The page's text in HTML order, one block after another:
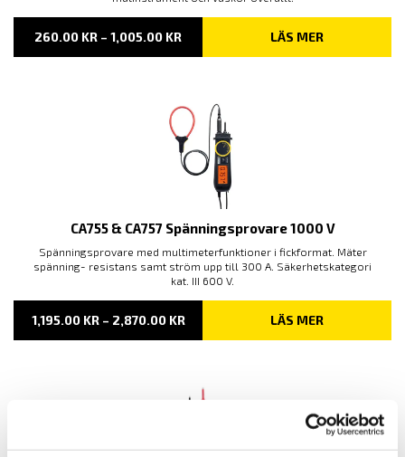
260.00 KR – 1,005.00 KRPRISINTERVALL:
TILL
LÄS MER
CA755 & CA757 Spänningsprovare 1000 V
Spänningsprovare med multimeterfunktioner i fickformat. Mäter
spänning- resistans samt ström upp till 300 A. Säkerhetskategori
kat. III 600 V.
1,195.00 KR – 2,870.00 KRPRISINTERVALL:
TILL
LÄS MER